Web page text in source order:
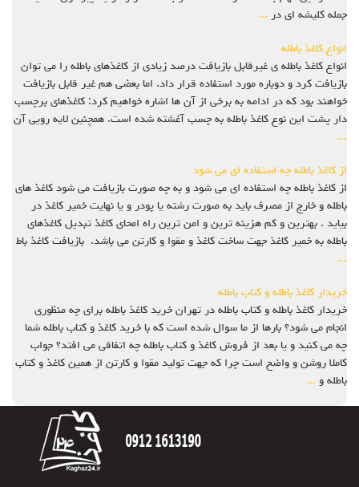
جمله کلیشه ای در ...
انواع کاغذ باطله
انواع کاغذ باطله ی غیرقابل بازیافت درصد زیادی از کاغذهای باطله را می توان
بازیافت کرد و دوباره مورد استفاده قرار داد. اما بعضی هم غیر قابل بازیافت
خواهند بود که در ادامه به برخی از آن ها اشاره خواهیم کرد: کاغذهای برچسب
دار پشت این نوع کاغذ باطله به چسب آغشته شده است. همچنین لایه رویی آن
...
از کاغذ باطله چه استفاده ای می شود
از کاغذ باطله چه استفاده ای می شود و به چه صورت بازیافت می شود کاغذ هاي
باطله و خارج از مصرف بايد به صورت رشته يا پودر و يا نهايت خمير کاغذ در
بيايد . بهترين و کم هزينه ترين و امن ترين راه امحاي کاغذ تبديل کاغذهاي
باطله به خمير کاغذ جهت ساخت کاغذ و مقوا و کارتن مي باشد. بازیافت کاغذ باط
...
خریدار کاغذ باطله و کتاب باطله
خریدار کاغذ باطله و کتاب باطله در تهران خرید کاغذ باطله برای چه منظوری
انجام می شود؟ بارها از ما سوال شده است که با خرید کاغذ و کتاب باطله شما
چه می کنید و یا بعد از فروش کاغذ و کتاب باطله چه اتفاقی می افتد؟ جواب
کاملا روشن و واضح است چرا که جهت تولید مقوا و کارتن از همین کاغذ و کتاب
باطله و ...